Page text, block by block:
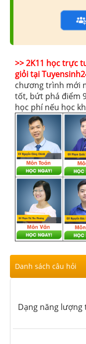
>> 2K11 học trực
giỏi tại
chương trình mới
tốt, bứt phá điểm
học phí nếu học
Danh sách câu hỏi
Dạng năng